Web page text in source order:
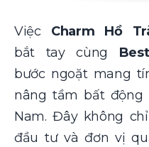
Việc Charm Hồ
bắt tay cùng
bước ngoặt mang
nâng tầm bất động
Nam. Đây không
đầu tư và đơn vị